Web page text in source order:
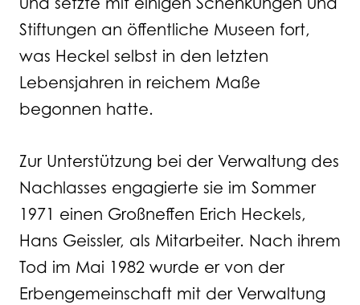
Stiftungen an öffentliche Museen fort,
was Heckel selbst in den letzten
Lebensjahren in reichem Maße
begonnen hatte.
Zur Unterstützung bei der Verwaltung des
Nachlasses engagierte sie im Sommer
1971 einen Großneffen Erich Heckels,
Hans Geissler, als Mitarbeiter. Nach ihrem
Tod im Mai 1982 wurde er von der
Erbengemeinschaft mit der Verwaltung